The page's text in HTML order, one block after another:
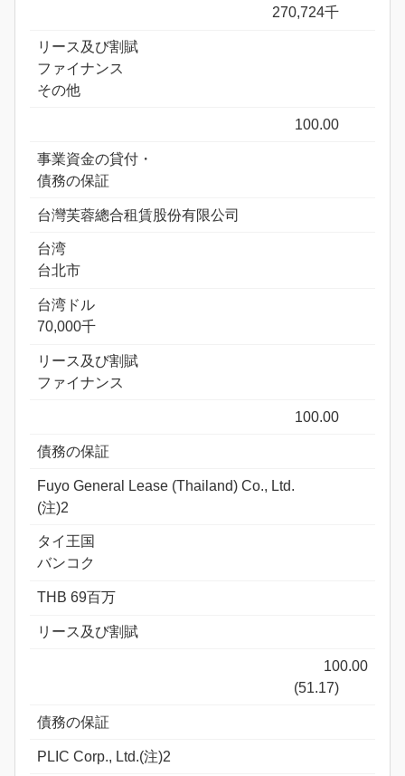
270,724千
リース及び割賦
ファイナンス
その他
100.00
事業資金の貸付・
債務の保証
台灣芙蓉總合租賃股份有限公司
台湾
台北市
台湾ドル
70,000千
リース及び割賦
ファイナンス
100.00
債務の保証
Fuyo General Lease (Thailand) Co., Ltd.
(注)2
タイ王国
バンコク
THB 69百万
リース及び割賦
100.00
(51.17)
債務の保証
PLIC Corp., Ltd.(注)2